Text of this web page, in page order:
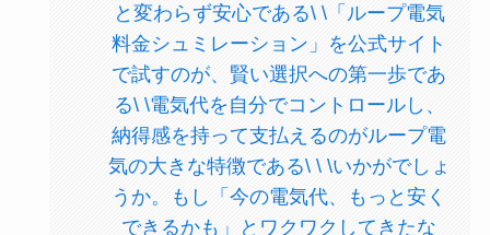
と変わらず安心である\ \「ループ電気
料金シュミレーション」を公式サイト
で試すのが、賢い選択への第一歩であ
る\ \電気代を自分でコントロールし、
納得感を持って支払えるのがループ電
気の大きな特徴である\ \ \いかがでしょ
うか。もし「今の電気代、もっと安く
できるかも」とワクワクしてきたな